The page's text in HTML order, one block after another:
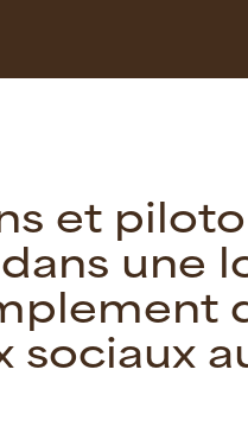
s et piloto
dans une l
plement
sociaux a